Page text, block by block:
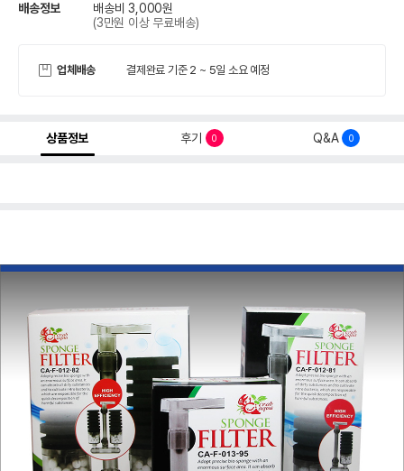
배송정보
배송비 3,000원
(3만원 이상 무료배송)
업체배송 결제완료 기준 2 ~ 5일 소요 예정
상품정보 후기 0 Q&A 0